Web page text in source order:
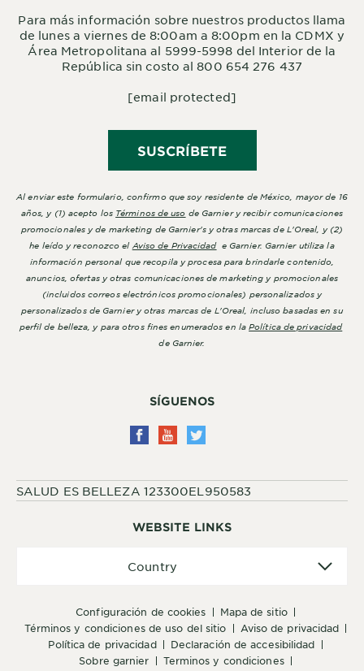
WEBSITE LINKS
configuración de cookies
mapa de sitio
términos y condiciones de uso del sitio
aviso de privacidad
política de privacidad
declaración de accesibilidad
sobre garnier
terminos y condiciones
Country
SÍGUENOS
SALUD ES BELLEZA 123300EL950583
Para más información sobre nuestros productos llama
de lunes a viernes de 8:00am a 8:00pm en la CDMX y
Área Metropolitana al 5999-5998 del Interior de la
República sin costo al 800 654 276 437
[email protected]
SUSCRÍBETE
Al enviar este formulario, confirmo que soy residente de México, mayor de 16
años, y (1) acepto los Términos de uso de Garnier y recibir comunicaciones
promocionales y de marketing de Garnier's y otras marcas de L'Oreal, y (2)
he leído y reconozco el Aviso de Privacidade Garnier. Garnier utiliza la
información personal que recopila y procesa para brindarle contenido,
anuncios, ofertas y otras comunicaciones de marketing y promocionales
(incluidos correos electrónicos promocionales) personalizados y
personalizados de Garnier y otras marcas de L'Oreal, incluso basadas en su
perfil de belleza, y para otros fines enumerados en laPolítica de privacidad
de Garnier.